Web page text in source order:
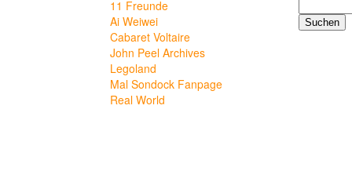
11 Freunde
Ai Weiwei
Cabaret Voltaire
John Peel Archives
Legoland
Mal Sondock Fanpage
Real World
Suchen
nach: